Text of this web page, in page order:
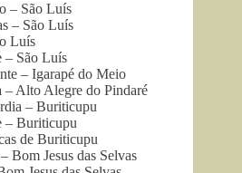
– São Luís
– São Luís
Luís
– São Luís
– Igarapé do Meio
Alto Alegre do Pindaré
– Buriticupu
– Buriticupu
de Buriticupu
Bom Jesus das Selvas